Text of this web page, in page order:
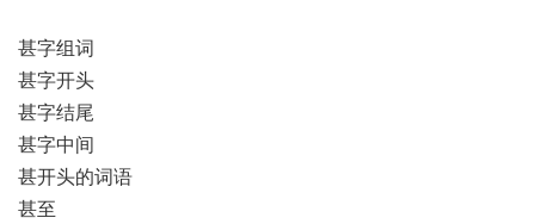
甚字组词
甚字开头
甚字结尾
甚字中间
甚开头的词语
甚至